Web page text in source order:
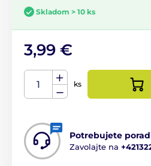
Skladom > 10 ks
3,99 €
ks
Potrebujete
Zavolajte na